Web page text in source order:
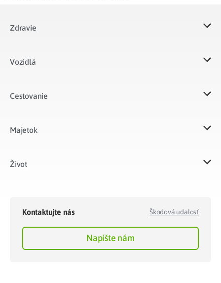
Zdravie
Vozidlá​
Cestovanie
Majetok​
Život​
Kontaktujte nás Škodová udalosť
Napíšte nám